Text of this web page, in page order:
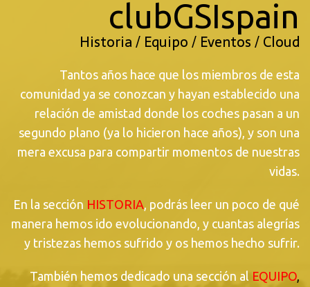
clubGSIspain
Historia / Equipo / Eventos / Cloud
Tantos años hace que los miembros de esta
comunidad ya se conozcan y hayan establecido una
relación de amistad donde los coches pasan a un
segundo plano (ya lo hicieron hace años), y son una
mera excusa para compartir momentos de nuestras
vidas.
En la sección HISTORIA , podrás leer un poco de qué
manera hemos ido evolucionando, y cuantas alegrías
y tristezas hemos sufrido y os hemos hecho sufrir.
También hemos dedicado una sección al EQUIPO